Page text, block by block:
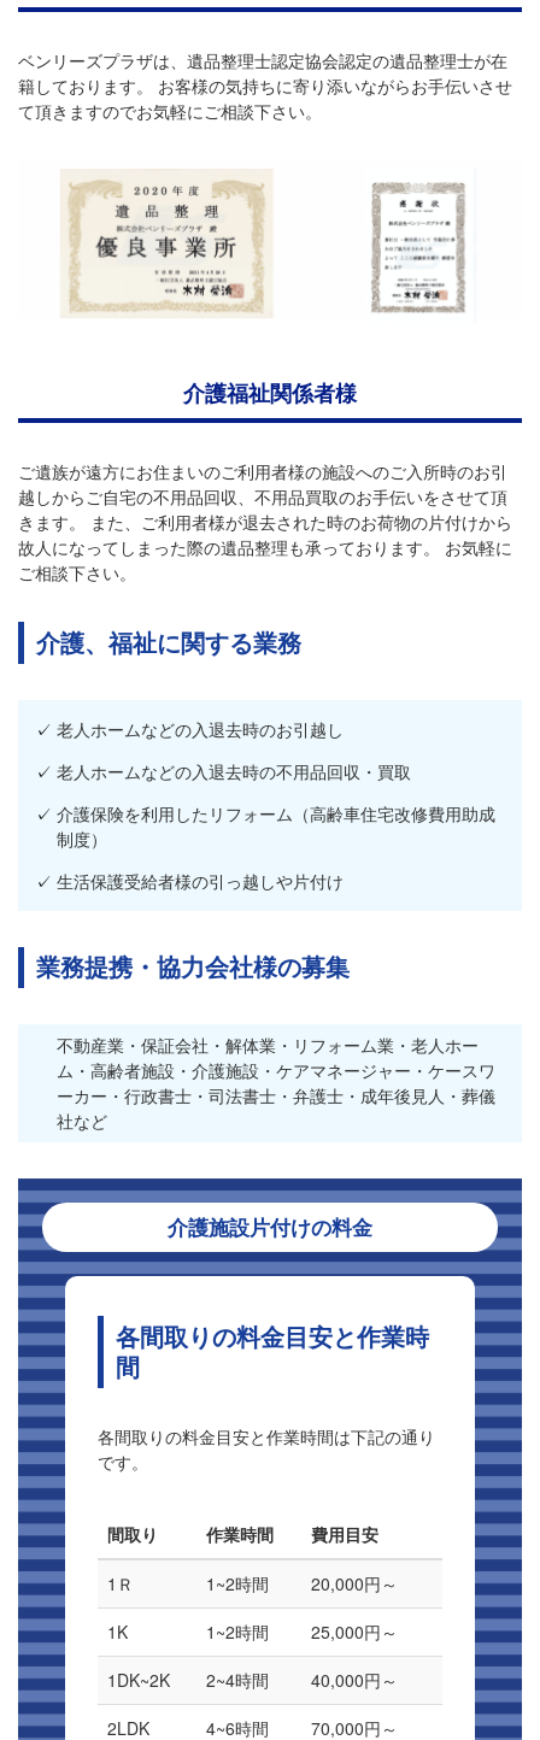
ベンリーズプラザは、遺品整理士認定協会認定の遺品整理士が在
籍しております。 お客様の気持ちに寄り添いながらお手伝いさせ
て頂きますのでお気軽にご相談下さい。
介護福祉関係者様
ご遺族が遠方にお住まいのご利用者様の施設へのご入所時のお引
越しからご自宅の不用品回収、不用品買取のお手伝いをさせて頂
きます。 また、ご利用者様が退去された時のお荷物の片付けから
故人になってしまった際の遺品整理も承っております。 お気軽に
ご相談下さい。
介護、福祉に関する業務
老人ホームなどの入退去時のお引越し
老人ホームなどの入退去時の不用品回収・買取
介護保険を利用したリフォーム（高齢車住宅改修費用助成
制度）
生活保護受給者様の引っ越しや片付け
業務提携・協力会社様の募集
不動産業・保証会社・解体業・リフォーム業・老人ホー
ム・高齢者施設・介護施設・ケアマネージャー・ケースワ
ーカー・行政書士・司法書士・弁護士・成年後見人・葬儀
社など
介護施設片付けの料金
各間取りの料金目安と作業時
間
各間取りの料金目安と作業時間は下記の通り
です。
間取り 作業時間 費用目安
1Ｒ 1~2時間
20,000円～
1K
1~2時間
25,000円～
1DK~2K
2~4時間
40,000円～
2LDK
4~6時間 70,000円～